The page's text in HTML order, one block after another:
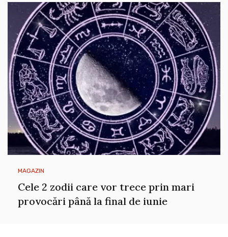
MAGAZIN
Cele 2 zodii care vor trece prin mari
provocări până la final de iunie